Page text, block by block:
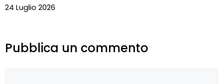
24 Luglio 2026
Pubblica un commento